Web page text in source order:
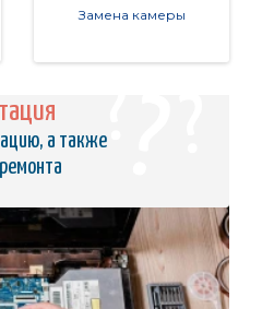
Замена камеры
а также